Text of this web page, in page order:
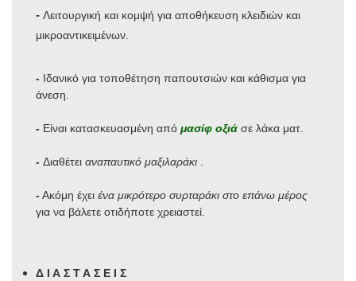
- Λειτουργική και κομψή για αποθήκευση κλειδιών και
μικροαντικειμένων.
- Ιδανικό για τοποθέτηση παπουτσιών και κάθισμα για
άνεση.
- Είναι κατασκευασμένη από μασίφ οξιά σε λάκα ματ.
- Διαθέτει αναπαυτικό μαξιλαράκι .
- Ακόμη έχει ένα μικρότερο συρταράκι στο επάνω μέρος
για να βάλετε οτιδήποτε χρειαστεί.
Δ Ι Α Σ Τ Α Σ Ε Ι Σ